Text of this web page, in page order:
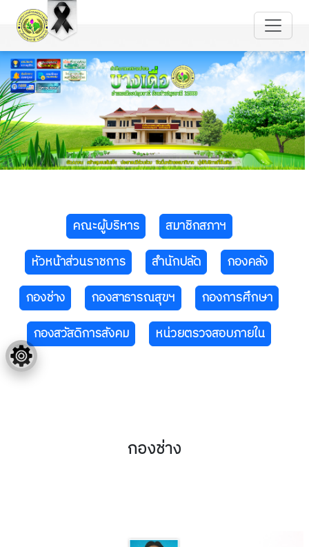
คณะผู้บริหาร
สมาชิกสภาฯ
หัวหน้าส่วนราชการ
สำนักปลัด
กองคลัง
กองช่าง
กองสาธารณสุขฯ
กองการศึกษา
กองสวัสดิการสังคม
หน่วยตรวจสอบภายใน
กองช่าง